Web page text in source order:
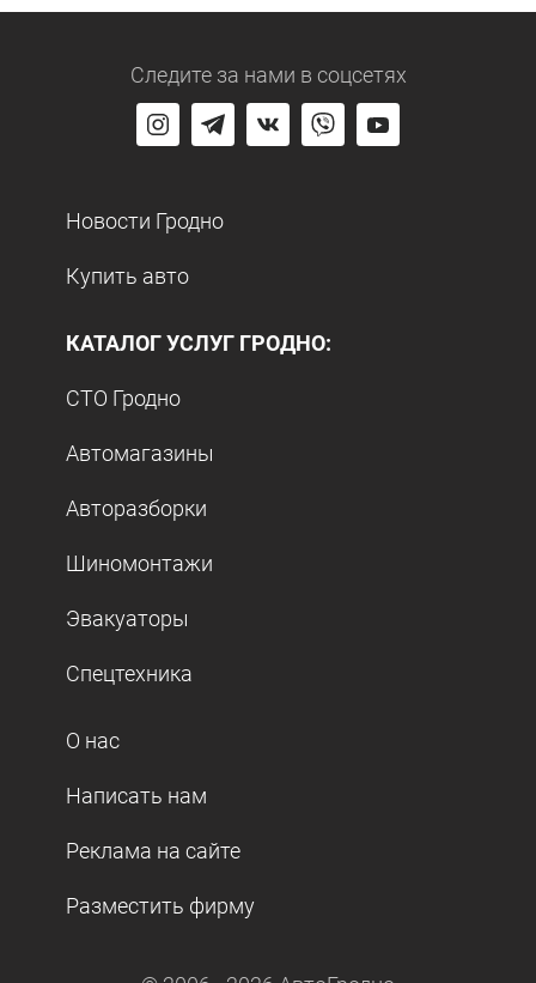
Следите за нами в соцсетях
Новости Гродно
Купить авто
КАТАЛОГ УСЛУГ ГРОДНО:
СТО Гродно
Автомагазины
Авторазборки
Шиномонтажи
Эвакуаторы
Спецтехника
О нас
Написать нам
Реклама на сайте
Разместить фирму